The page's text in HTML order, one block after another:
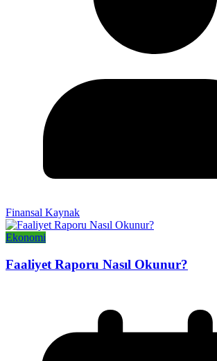
Finansal Kaynak
Ekonomi
Faaliyet Raporu Nasıl Okunur?